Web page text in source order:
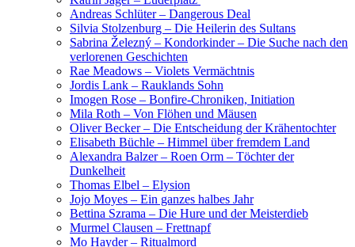
Andreas Schlüter – Dangerous Deal
Silvia Stolzenburg – Die Heilerin des Sultans
Sabrina Železný – Kondorkinder – Die Suche nach den
verlorenen Geschichten
Rae Meadows – Violets Vermächtnis
Jordis Lank – Rauklands Sohn
Imogen Rose – Bonfire-Chroniken, Initiation
Mila Roth – Von Flöhen und Mäusen
Oliver Becker – Die Entscheidung der Krähentochter
Elisabeth Büchle – Himmel über fremdem Land
Alexandra Balzer – Roen Orm – Töchter der
Dunkelheit
Thomas Elbel – Elysion
Jojo Moyes – Ein ganzes halbes Jahr
Bettina Szrama – Die Hure und der Meisterdieb
Murmel Clausen – Frettnapf
Mo Hayder – Ritualmord